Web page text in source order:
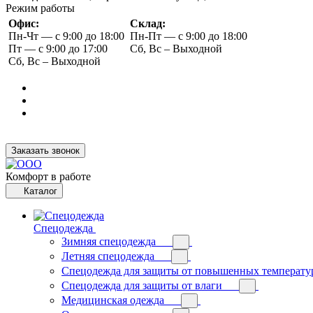
Режим работы
Офис:
Пн-Чт — с 9:00 до 18:00
Пт — с 9:00 до 17:00
Сб, Вс – Выходной
Склад:
Пн-Пт — с 9:00 до 18:00
Сб, Вс – Выходной
Заказать звонок
Комфорт в работе
Каталог
Спецодежда
Зимняя спецодежда
Летняя спецодежда
Спецодежда для защиты от повышенных
Спецодежда для защиты от влаги
Медицинская одежда